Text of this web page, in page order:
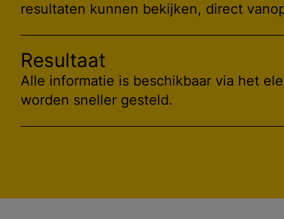
resultaten kunnen bekijken, direct
Resultaat
Alle informatie is beschikbaar via het
worden sneller gesteld.